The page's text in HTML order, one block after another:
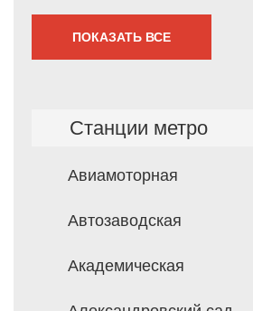
ПОКАЗАТЬ ВСЕ
Станции метро
Авиамоторная
Автозаводская
Академическая